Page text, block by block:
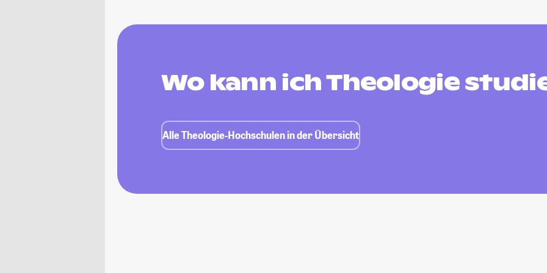
Wo kann ich Theologie
Alle Theologie-Hochschulen in der Übersicht